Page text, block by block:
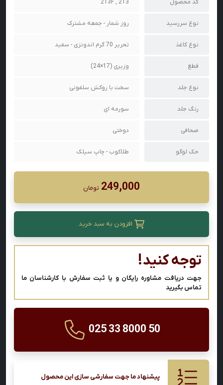
کد محصول 213 , 213F
نوع سررسید روز شمار - جمعه مشترک
نوع کاغذ تحریر 70 گرم اندونزی - سفید
قطع وزیری (17×24)
نوع جلد سخت با روکش سلفونی
رنگ جلد سورمه ای
صحافی دوختی
حک لوگو طلاکوب - چاپ سیلک
249,000 تومان
افزودن به سبد خرید
توجه کنید!
جهت دریافت مشاوره رایگان و یا ثبت سفارش با کارشناسان ما
تماس بگیرید
025 33 8000 50
پیشنهاد ما جهت سفارشی سازی این محصول